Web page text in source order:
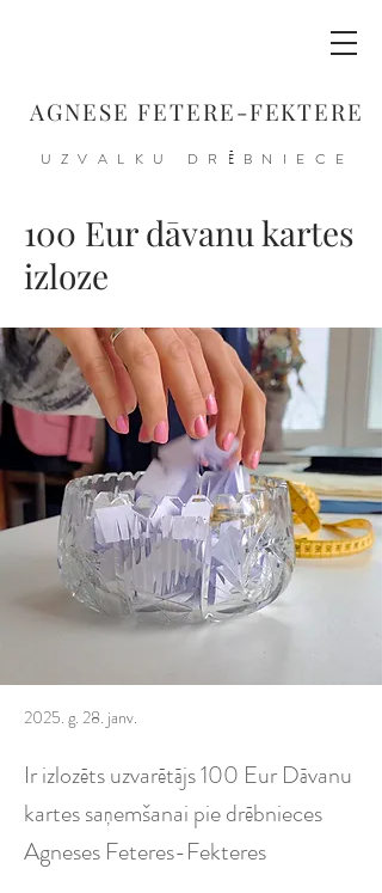
UZVALKU DRĒBNIECE
AGNESE FETERE-FEKTERE
100 Eur dāvanu kartes
izloze
2025. g. 28. janv.
Ir izlozēts uzvarētājs 100 Eur Dāvanu
kartes saņemšanai pie drēbnieces
Agneses Feteres-Fekteres